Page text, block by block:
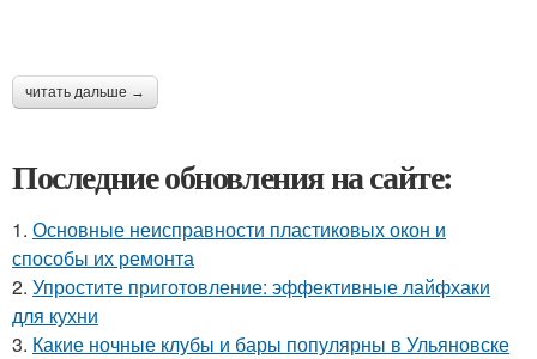
читать дальше →
Последние обновления на сайте:
1. Основные неисправности пластиковых окон и
способы их ремонта
2. Упростите приготовление: эффективные лайфхаки
для кухни
3. Какие ночные клубы и бары популярны в Ульяновске